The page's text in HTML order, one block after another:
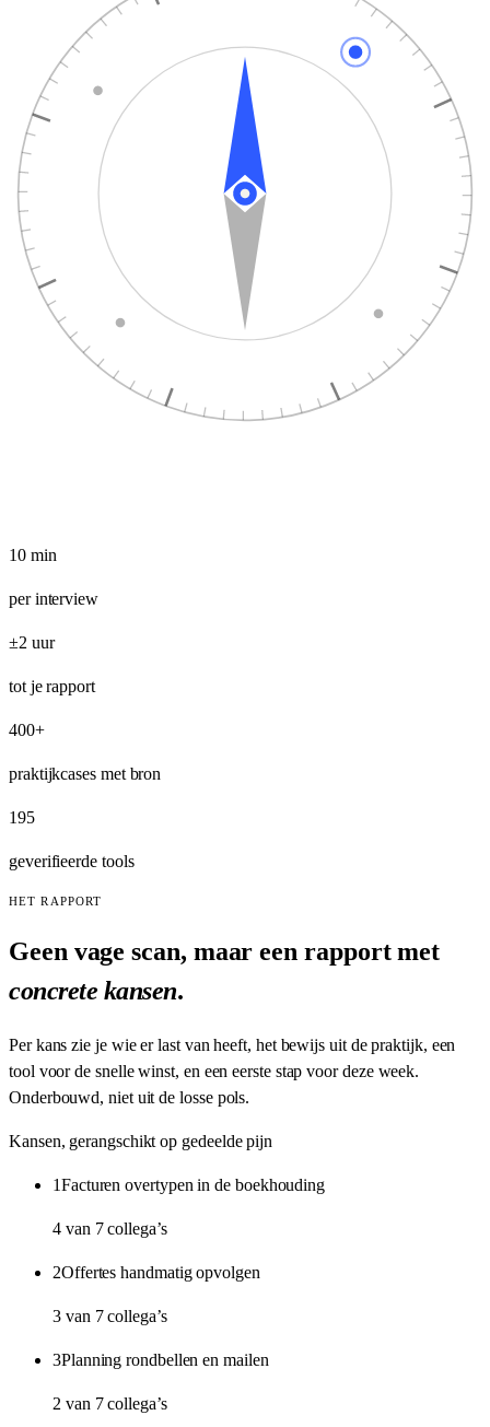
10 min
per interview
±2 uur
tot je rapport
400+
praktijkcases met bron
195
geverifieerde tools
HET RAPPORT
Geen vage scan, maar een rapport met
concrete kansen.
Per kans zie je wie er last van heeft, het bewijs uit de praktijk, een
tool voor de snelle winst, en een eerste stap voor deze week.
Onderbouwd, niet uit de losse pols.
Kansen, gerangschikt op gedeelde pijn
1Facturen overtypen in de boekhouding
4 van 7 collega’s
2Offertes handmatig opvolgen
3 van 7 collega’s
3Planning rondbellen en mailen
2 van 7 collega’s